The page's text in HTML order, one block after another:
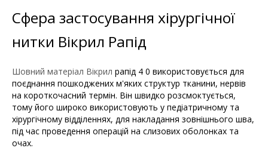
Сфера застосування хірургічної
нитки Вікрил Рапід
Шовний матеріал Вікрил рапід 4 0 використовується для
поєднання пошкоджених м'яких структур тканини, нервів
на короткочасний термін. Він швидко розсмоктується,
тому його широко використовують у педіатричному та
хірургічному відділеннях, для накладання зовнішнього шва,
під час проведення операцій на слизових оболонках та
очах.